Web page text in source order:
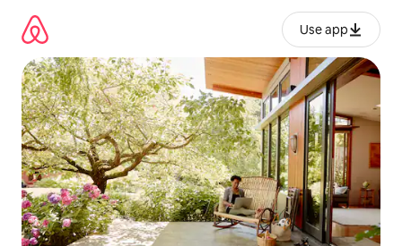
përmbajtja
Use app